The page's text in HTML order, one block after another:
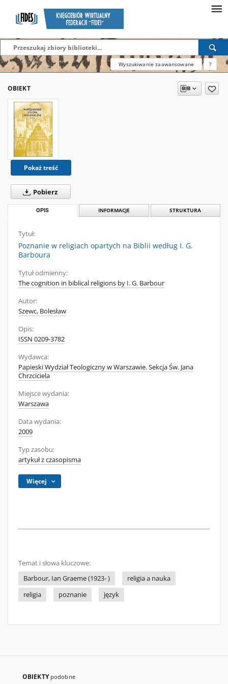
Wyszukiwanie zaawansowane ?
OBIEKT
Pokaż treść
Pobierz
OPIS INFORMACJE STRUKTURA
Tytuł:
Poznanie w religiach opartych na Biblii według I. G.
Barboura
Tytuł odmienny:
The cognition in biblical religions by I. G. Barbour
Autor:
Szewc, Bolesław
Opis:
ISSN 0209-3782
Wydawca:
Papieski Wydział Teologiczny w Warszawie. Sekcja Św. Jana
Chrzciciela
Miejsce wydania:
Warszawa
Data wydania:
2009
Typ zasobu:
artykuł z czasopisma
Więcej
Temat i słowa kluczowe:
Barbour, Ian Graeme (1923- )
religia a nauka
religia
poznanie język
OBIEKTY podobne